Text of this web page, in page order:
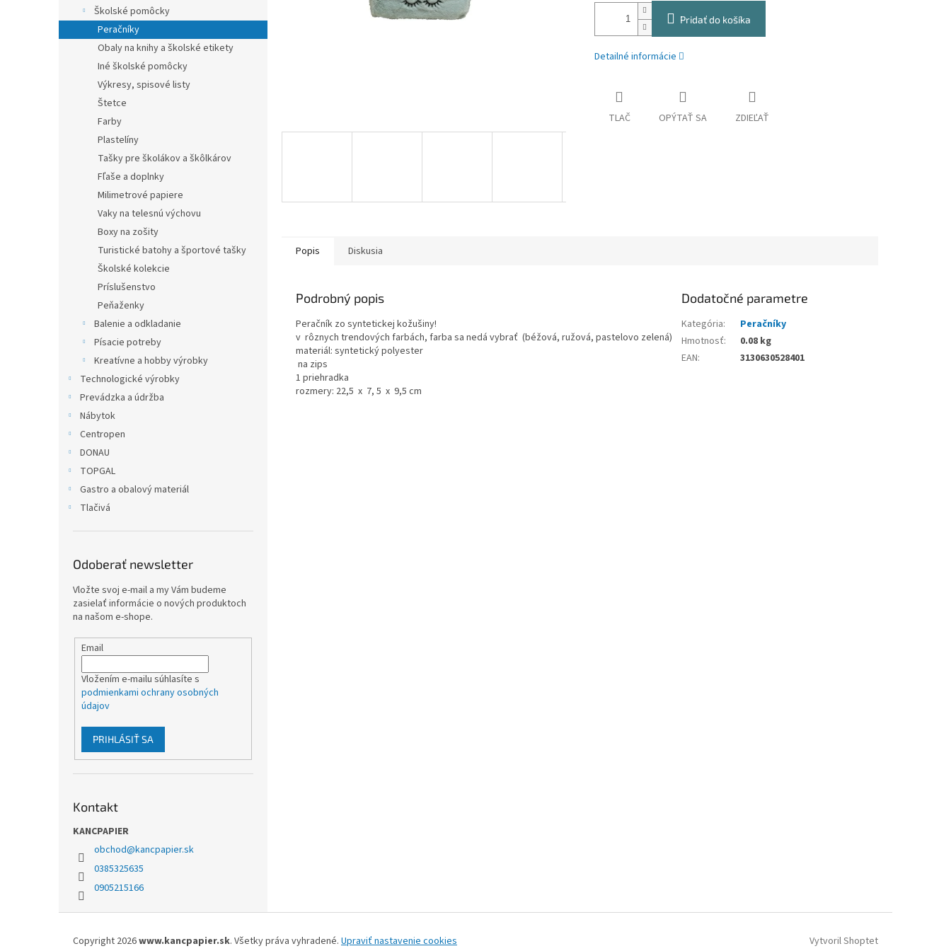
Školské pomôcky
Peračníky
Obaly na knihy a školské etikety
Iné školské pomôcky
Výkresy, spisové listy
Štetce
Farby
Plastelíny
Tašky pre školákov a škôlkárov
Fľaše a doplnky
Milimetrové papiere
Vaky na telesnú výchovu
Boxy na zošity
Turistické batohy a športové tašky
Školské kolekcie
Príslušenstvo
Peňaženky
Balenie a odkladanie
Písacie potreby
Kreatívne a hobby výrobky
Technologické výrobky
Prevádzka a údržba
Nábytok
Centropen
DONAU
TOPGAL
Gastro a obalový materiál
Tlačivá
Odoberať newsletter
Vložte svoj e-mail a my Vám budeme
zasielať informácie o nových produktoch
na našom e-shope.
Email
Vložením e-mailu súhlasíte s
podmienkami ochrany osobných
údajov
PRIHLÁSIŤ SA
Kontakt
KANCPAPIER
obchod@kancpapier.sk
0385325635
0905215166
Pridať do košíka
Detailné informácie
TLAČ OPÝTAŤ SA ZDIEĽAŤ
Popis Diskusia
Podrobný popis
Peračník zo syntetickej kožušiny!
v rôznych trendových farbách, farba sa nedá vybrať (béžová, ružová, pastelovo zelená)
materiál: syntetický polyester
na zips
1 priehradka
rozmery: 22,5 x 7, 5 x 9,5 cm
Dodatočné parametre
Kategória:
Peračníky
Hmotnosť:
0.08 kg
EAN: 3130630528401
Vytvoril Shoptet
Copyright 2026www.kancpapier.sk. Všetky práva vyhradené. Upraviť nastavenie cookies